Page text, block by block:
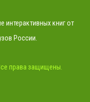
книг от
России.
права защищены.